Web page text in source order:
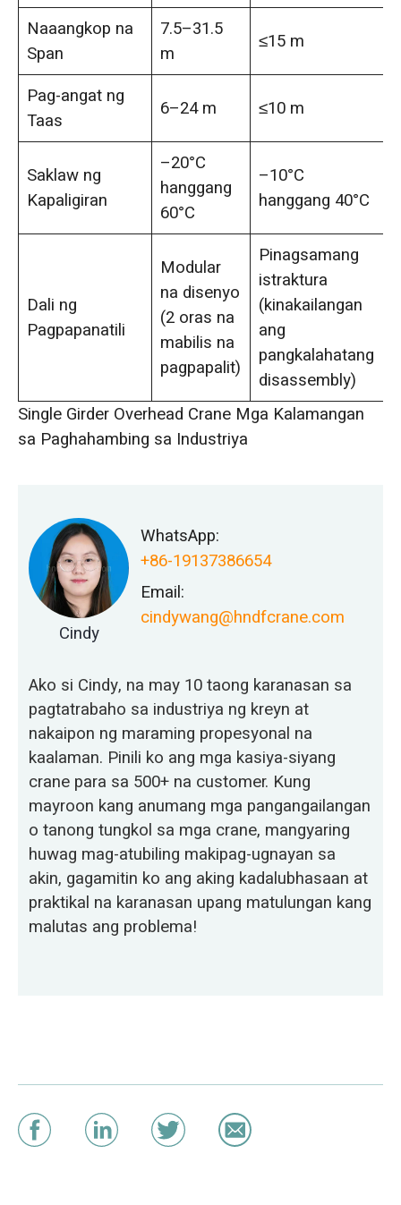
Naaangkop na
Span
7.5–31.5
m
≤15 m
Pag-angat ng
Taas
6–24 m ≤10 m
Saklaw ng
Kapaligiran
–20°C
hanggang
60°C
–10°C
hanggang 40°C
Dali ng
Pagpapanatili
Modular
na disenyo
(2 oras na
mabilis na
pagpapalit)
Pinagsamang
istraktura
(kinakailangan
ang
pangkalahatang
disassembly)
Single Girder Overhead Crane Mga Kalamangan
sa Paghahambing sa Industriya
Cindy
WhatsApp:
+86-19137386654
Email:
cindywang@hndfcrane.com
Ako si Cindy, na may 10 taong karanasan sa
pagtatrabaho sa industriya ng kreyn at
nakaipon ng maraming propesyonal na
kaalaman. Pinili ko ang mga kasiya-siyang
crane para sa 500+ na customer. Kung
mayroon kang anumang mga pangangailangan
o tanong tungkol sa mga crane, mangyaring
huwag mag-atubiling makipag-ugnayan sa
akin, gagamitin ko ang aking kadalubhasaan at
praktikal na karanasan upang matulungan kang
malutas ang problema!